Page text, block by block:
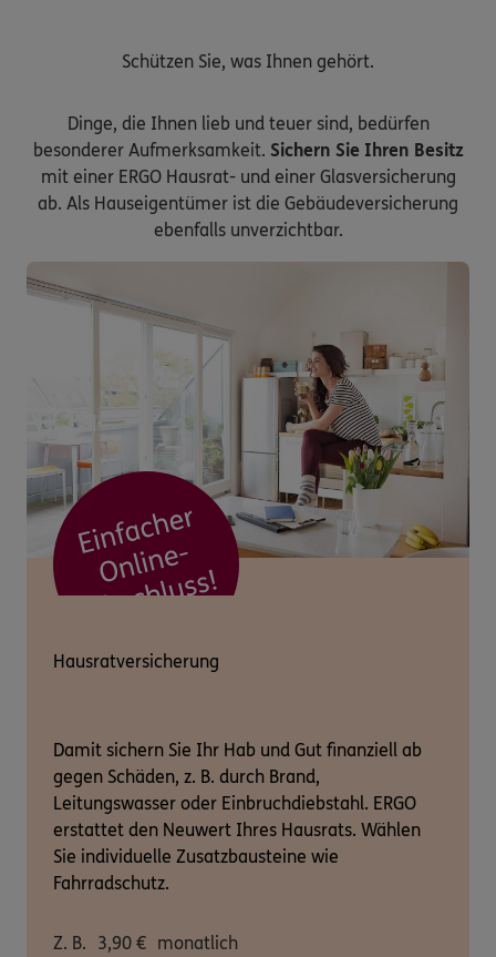
Schützen Sie, was Ihnen gehört.
Dinge, die Ihnen lieb und teuer sind, bedürfen
besonderer Aufmerksamkeit. Sichern Sie Ihren Besitz
mit einer ERGO Hausrat- und einer Glasversicherung
ab. Als Hauseigentümer ist die Gebäudeversicherung
ebenfalls unverzichtbar.
Hausratversicherung
Damit sichern Sie Ihr Hab und Gut finanziell ab
gegen Schäden, z. B. durch Brand,
Leitungswasser oder Einbruchdiebstahl. ERGO
erstattet den Neuwert Ihres Hausrats. Wählen
Sie individuelle Zusatzbausteine wie
Fahrradschutz.
Z. B. 3,90 € monatlich